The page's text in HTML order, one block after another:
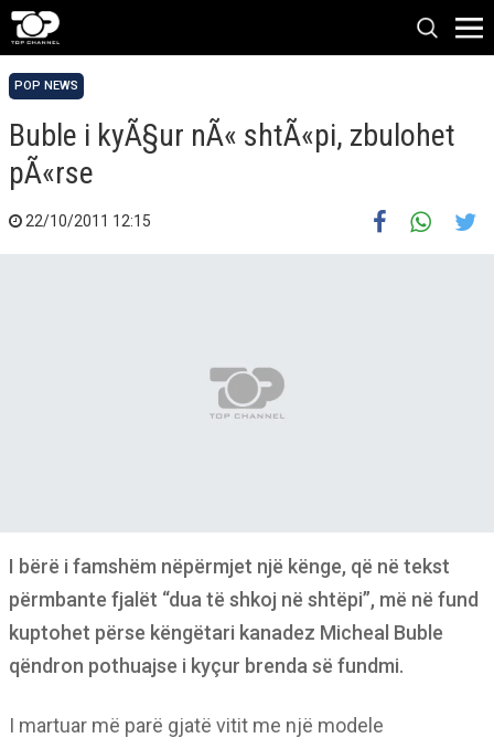
POP NEWS
Buble i kyÃ§ur nÃ« shtÃ«pi, zbulohet
pÃ«rse
22/10/2011 12:15
I bërë i famshëm nëpërmjet një kënge, që në tekst
përmbante fjalët “dua të shkoj në shtëpi”, më në fund
kuptohet përse këngëtari kanadez Micheal Buble
qëndron pothuajse i kyçur brenda së fundmi.
I martuar më parë gjatë vitit me një modele